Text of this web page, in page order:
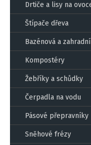
Drtiče a lisy na
Štípače dřeva
Bazénová a
Kompostéry
Žebříky a schůdky
Čerpadla na vodu
Pásové přepravníky
Sněhové frézy